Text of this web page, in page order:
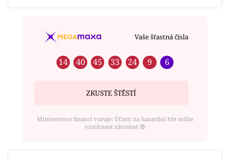
Vaše šťastná čísla
14 40 45 33 24 9 6
ZKUSTE ŠTĚSTÍ
Ministerstvo financí varuje: Účastí na hazardní hře může
vzniknout závislost ⑱